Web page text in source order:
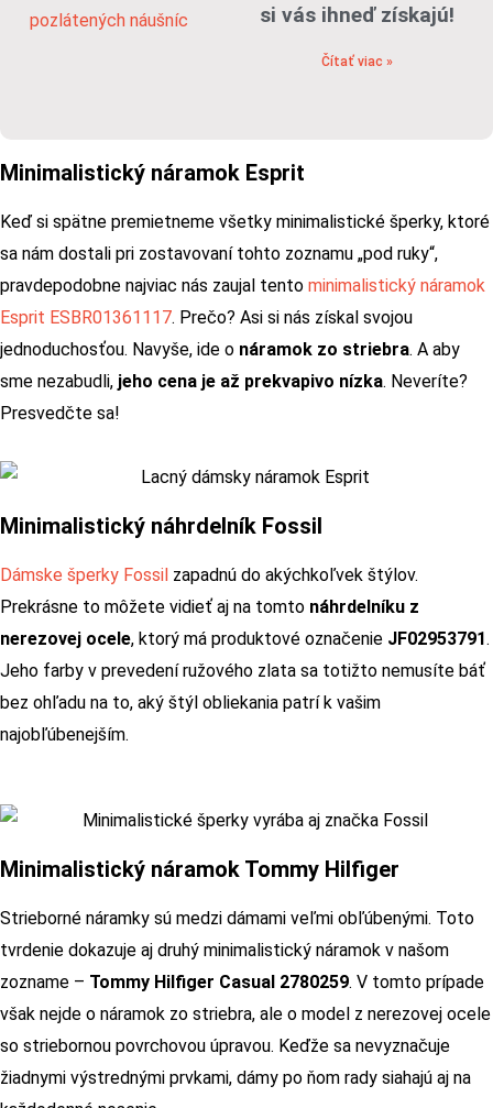
si vás ihneď získajú!
Čítať viac »
Minimalistický náramok Esprit
Keď si spätne premietneme všetky minimalistické šperky, ktoré
sa nám dostali pri zostavovaní tohto zoznamu „pod ruky“,
pravdepodobne najviac nás zaujal tento minimalistický náramok
Esprit ESBR01361117. Prečo? Asi si nás získal svojou
jednoduchosťou. Navyše, ide o náramok zo striebra. A aby
sme nezabudli, jeho cena je až prekvapivo nízka. Neveríte?
Presvedčte sa!
Minimalistický náhrdelník Fossil
Dámske šperky Fossil zapadnú do akýchkoľvek štýlov.
Prekrásne to môžete vidieť aj na tomto náhrdelníku z
nerezovej ocele, ktorý má produktové označenie JF02953791.
Jeho farby v prevedení ružového zlata sa totižto nemusíte báť
bez ohľadu na to, aký štýl obliekania patrí k vašim
najobľúbenejším.
Minimalistický náramok Tommy Hilfiger
Strieborné náramky sú medzi dámami veľmi obľúbenými. Toto
tvrdenie dokazuje aj druhý minimalistický náramok v našom
zozname – Tommy Hilfiger Casual 2780259. V tomto prípade
však nejde o náramok zo striebra, ale o model z nerezovej ocele
so striebornou povrchovou úpravou. Keďže sa nevyznačuje
žiadnymi výstrednými prvkami, dámy po ňom rady siahajú aj na